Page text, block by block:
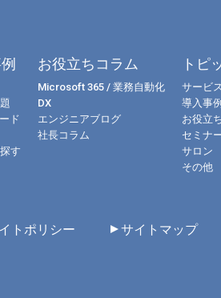
ド
す
お役立ちコラム
Microsoft 365 / 業務自動化
DX
エンジニアブログ
社長コラム
トピ
サービ
導入事
お役立
セミナ
サロン
その他
トポリシー サイトマップ